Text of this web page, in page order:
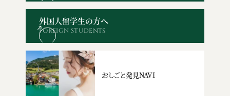
外国人留学生の方へ
FOREIGN STUDENTS
おしごと発見NAVI